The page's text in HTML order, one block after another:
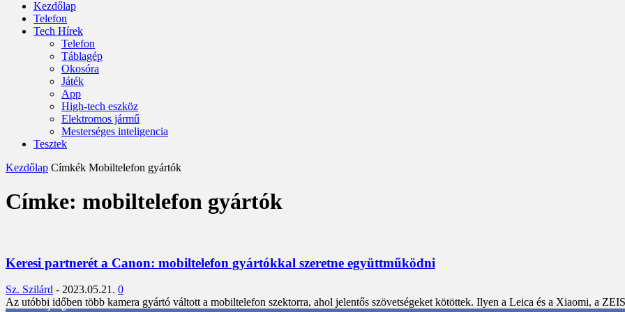
Kezdőlap
Telefon
Tech Hírek
Telefon
Táblagép
Okosóra
Játék
App
High-tech eszköz
Elektromos jármű
Mesterséges inteligencia
Tesztek
Kezdőlap Címkék Mobiltelefon gyártók
Címke: mobiltelefon gyártók
Keresi partnerét a Canon: mobiltelefon gyártókkal szeretne együttműködni
Sz. Szilárd - 2023.05.21. 0
Az utóbbi időben több kamera gyártó váltott a mobiltelefon szektorra, ahol jelentős szövetségeket kötöttek. Ilyen a Leica és a Xiaomi, a
3,452 Rajongók